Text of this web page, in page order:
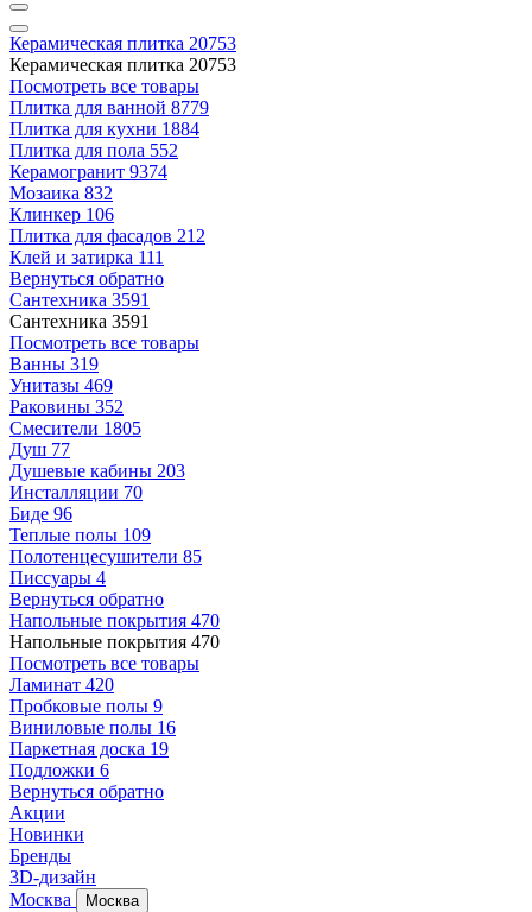
Керамическая плитка 20753
Керамическая плитка 20753
Посмотреть все товары
Плитка для ванной 8779
Плитка для кухни 1884
Плитка для пола 552
Керамогранит 9374
Мозаика 832
Клинкер 106
Плитка для фасадов 212
Клей и затирка 111
Вернуться обратно
Сантехника 3591
Сантехника 3591
Посмотреть все товары
Ванны 319
Унитазы 469
Раковины 352
Смесители 1805
Душ 77
Душевые кабины 203
Инсталляции 70
Биде 96
Теплые полы 109
Полотенцесушители 85
Писсуары 4
Вернуться обратно
Напольные покрытия 470
Напольные покрытия 470
Посмотреть все товары
Ламинат 420
Пробковые полы 9
Виниловые полы 16
Паркетная доска 19
Подложки 6
Вернуться обратно
Акции
Новинки
Бренды
3D-дизайн
Москва
Москва